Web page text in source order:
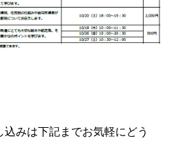
みは下記までお気軽にどう